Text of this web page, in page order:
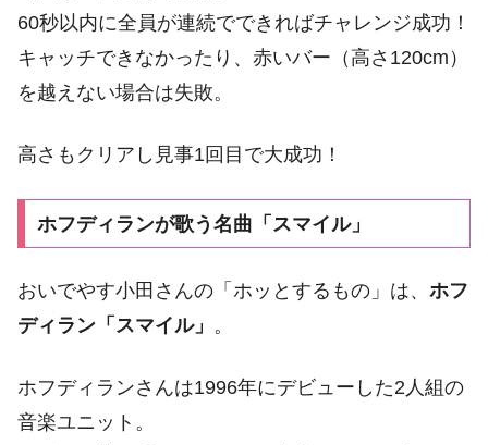
60秒以内に全員が連続でできればチャレンジ成功！
キャッチできなかったり、赤いバー（高さ120cm）
を越えない場合は失敗。
高さもクリアし見事1回目で大成功！
ホフディランが歌う名曲「スマイル」
おいでやす小田さんの「ホッとするもの」は、 ホフ
ディラン「スマイル」 。
ホフディランさんは1996年にデビューした2人組の
音楽ユニット。